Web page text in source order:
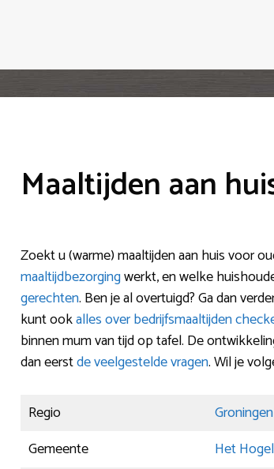
Maaltijden aan
Zoekt u (warme) maaltijden aan huis voor
maaltijdbezorgingwerkt, en welke
gerechten. Ben je al overtuigd? Ga dan
kunt ookalles over bedrijfsmaaltijden
binnen mum van tijd op tafel. De
dan eerstde veelgestelde vragen. Wil je
Regio
Groningen
Gemeente
Het